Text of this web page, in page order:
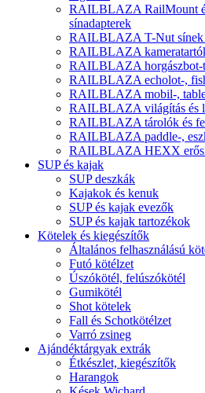
RAILBLAZA RailMount
sínadapterek
RAILBLAZA T-Nut sínek
RAILBLAZA
RAILBLAZA horgászbot-
RAILBLAZA echolot-,
RAILBLAZA mobil-,
RAILBLAZA világítás és
RAILBLAZA tárolók és
RAILBLAZA paddle-,
RAILBLAZA HEXX
SUP és kajak
SUP deszkák
Kajakok és kenuk
SUP és kajak evezők
SUP és kajak tartozékok
Kötelek és kiegészítők
Általános felhasználású
Futó kötélzet
Úszókötél, felúszókötél
Gumikötél
Shot kötelek
Fall és Schotkötélzet
Varró zsineg
Ajándéktárgyak extrák
Étkészlet, kiegészítők
Harangok